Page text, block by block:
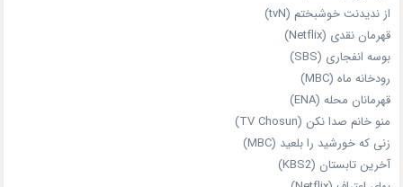
از ندیدنت خوشبختم (tvN)
قهرمان نقدی (Netflix)
بوسه انفجاری (SBS)
رودخانه ماه (MBC)
قهرمانان محله (ENA)
منو خانم صدا نکن (TV Chosun)
زنی که خورشید را بلعید (MBC)
آخرین تابستان (KBS2)